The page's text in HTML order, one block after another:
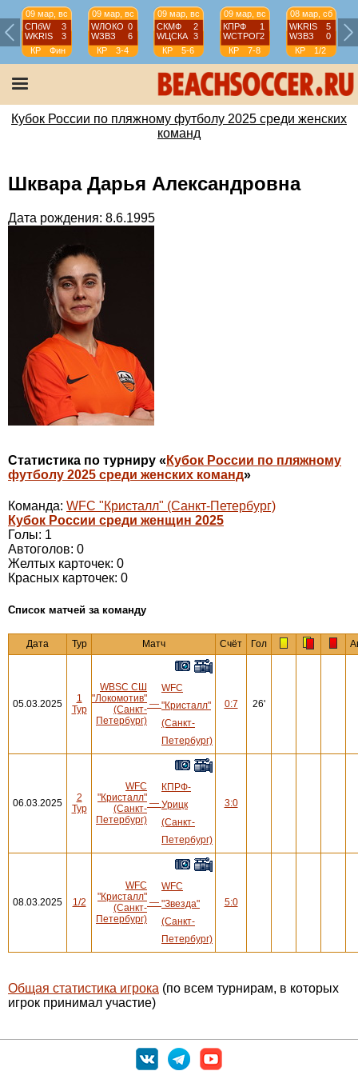
09 мар, вс
СПбW
3
WKRIS
3
КР
Фин
09 мар, вс
WЛОКО 0
WЗВЗ
6
КР
3-4
09 мар, вс
СКМФ
2
WЦСКА
3
КР
5-6
09 мар, вс
КПРФ
1
WCТРОГ2
КР
7-8
08 мар, сб
WKRIS
5
WЗВЗ
0
КР
1/2
Кубок России по пляжному футболу 2025 среди женских
команд
Шквара Дарья Александровна
Дата рождения: 8.6.1995
Статистика по турниру « Кубок России по пляжному
футболу 2025 среди женских команд»
Команда: WFC "Кристалл" (Санкт-Петербург)
Кубок России среди женщин 2025
Голы: 1
Автоголов: 0
Желтых карточек: 0
Красных карточек: 0
Cписок матчей за команду
Дата Тур Матч Счёт Гол
05.03.2025
1
Тур
WBSC СШ
"Локомотив"
(Санкт-
Петербург)
—
WFC
"Кристалл"
(Санкт-
Петербург)
0:7 26'
06.03.2025
2
Тур
WFC
"Кристалл"
(Санкт-
Петербург)
—
КПРФ-
Урицк
(Санкт-
Петербург)
3:0
08.03.2025 1/2
WFC
"Кристалл"
(Санкт-
Петербург)
—
WFC
"Звезда"
(Санкт-
Петербург)
5:0
Общая статистика игрока (по всем турнирам, в которых
игрок принимал участие)